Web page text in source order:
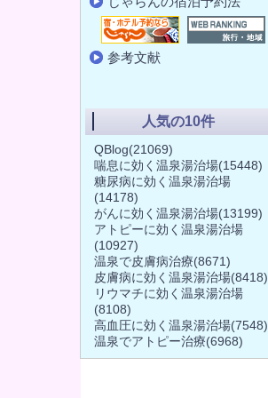
参考文献
人気の10件
QBlog(21069)
喘息に効く温泉湯治場(15448)
糖尿病に効く温泉湯治場
(14178)
がんに効く温泉湯治場(13199)
アトピーに効く温泉湯治場
(10927)
温泉で皮膚病治療(8671)
皮膚病に効く温泉湯治場(8418)
リウマチに効く温泉湯治場
(8108)
高血圧に効く温泉湯治場(7548)
温泉でアトピー治療(6968)